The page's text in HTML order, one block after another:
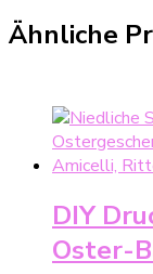
Ähnliche
DIY
Oster-